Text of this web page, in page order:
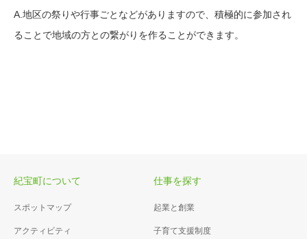
A.地区の祭りや行事ごとなどがありますので、積極的に参加され
ることで地域の方との繋がりを作ることができます。
紀宝町について
スポットマップ
アクティビティ
仕事を探す
起業と創業
子育て支援制度